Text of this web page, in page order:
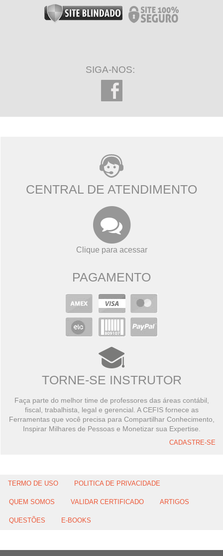
SIGA-NOS:
CENTRAL DE ATENDIMENTO
Clique para acessar
PAGAMENTO
TORNE-SE INSTRUTOR
Faça parte do melhor time de professores das áreas contábil,
fiscal, trabalhista, legal e gerencial. A CEFIS fornece as
Ferramentas que você precisa para Compartilhar Conhecimento,
Inspirar Milhares de Pessoas e Monetizar sua Expertise.
CADASTRE-SE
TERMO DE USO POLITICA DE PRIVACIDADE
QUEM SOMOS VALIDAR CERTIFICADO ARTIGOS
QUESTÕES E-BOOKS